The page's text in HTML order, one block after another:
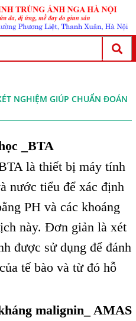
NGHIỆM GIÚP CHUẨN ĐOÁN
_BTA
là thiết bị máy tính
nước tiểu để xác định
PH và các khoáng
này. Đơn giản là xét
được sử dụng để đánh
tế bào và từ đó hỗ
malignin_ AMAS